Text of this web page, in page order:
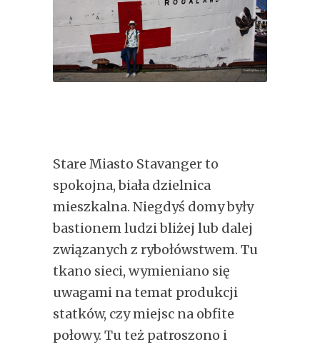
Stare Miasto Stavanger to
spokojna, biała dzielnica
mieszkalna. Niegdyś domy były
bastionem ludzi bliżej lub dalej
związanych z rybołówstwem. Tu
tkano sieci, wymieniano się
uwagami na temat produkcji
statków, czy miejsc na obfite
połowy. Tu też patroszono i